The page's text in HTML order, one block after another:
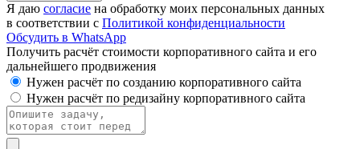
Я даю согласие на обработку моих персональных данных
в соответствии с Политикой конфиденциальности
Обсудить в WhatsApp
Получить расчёт стоимости корпоративного сайта и его
дальнейшего продвижения
Нужен расчёт по созданию корпоративного сайта
Нужен расчёт по редизайну корпоративного сайта